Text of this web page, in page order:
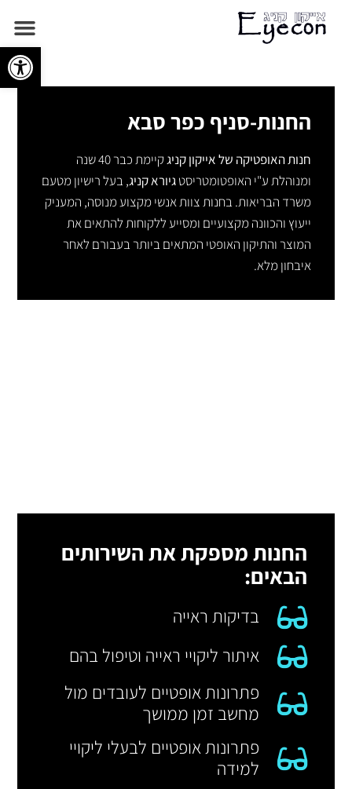
החנות-סניף כפר סבא
חנות האופטיקה של אייקון קניג
קיימת כבר 40 שנה
ומנוהלת ע"י האופטומטריסטגיורא קניג, בעל רישיון מטעם
משרד הבריאות. בחנות צוות אנשי מקצוע מנוסה, המעניק
ייעוץ והכוונה מקצועיים ומסייע ללקוחות להתאים את
המוצר והתיקון האופטי המתאים ביותר בעבורם לאחר
איבחון מלא.
החנות מספקת את השירותים
הבאים:
בדיקות ראייה
איתור ליקויי ראייה וטיפול בהם
פתרונות אופטיים לעובדים מול
מחשב זמן ממושך
פתרונות אופטיים לבעלי ליקויי
למידה